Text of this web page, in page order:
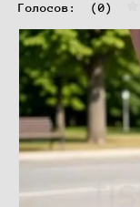
Голосов: (0)